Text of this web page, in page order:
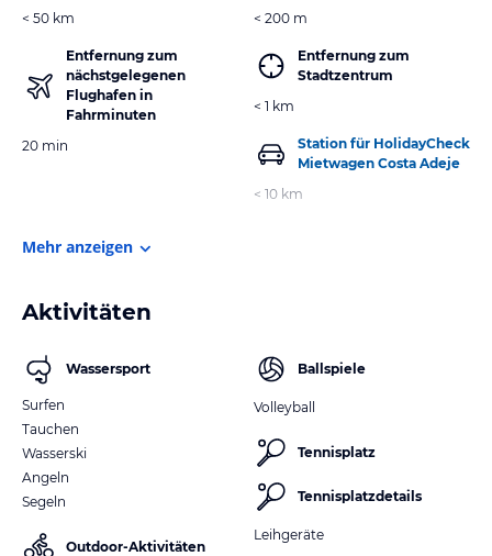
< 50 km
Entfernung zum
nächstgelegenen
Flughafen in
Fahrminuten
20 min
< 200 m
Entfernung zum
Stadtzentrum
< 1 km
Station für HolidayCheck
Mietwagen Costa Adeje
< 10 km
Mehr anzeigen
Aktivitäten
Wassersport
Surfen
Tauchen
Wasserski
Angeln
Segeln
Outdoor-Aktivitäten
Ballspiele
Volleyball
Tennisplatz
Tennisplatzdetails
Leihgeräte